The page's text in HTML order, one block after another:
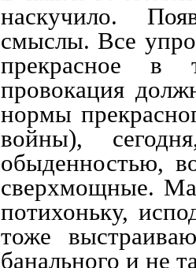
наскучило.
смыслы. Все
прекрасное в
провокация
нормы
войны),
обыденностью,
сверхмощные.
потихоньку,
тоже
банального и не